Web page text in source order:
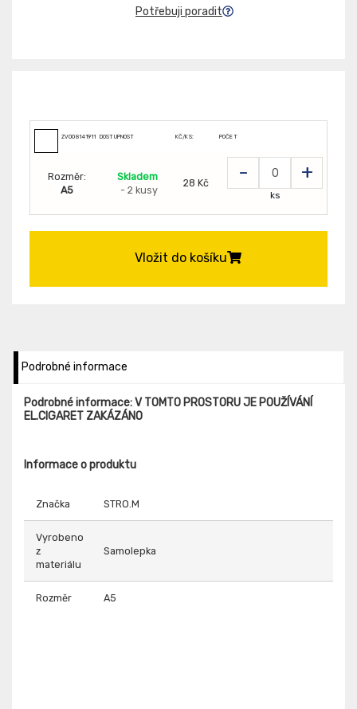
Potřebuji poradit
ZV008141911 DOSTUPNOST KČ/KS: POČET
Rozměr:
A5
Skladem
- 2 kusy
28 Kč - +
ks
Vložit do košíku
Podrobné informace
Podrobné informace: V TOMTO PROSTORU JE POUŽÍVÁNÍ
EL.CIGARET ZAKÁZÁNO
Informace o produktu
Značka STRO.M
Vyrobeno
z
materiálu
Samolepka
Rozměr A5